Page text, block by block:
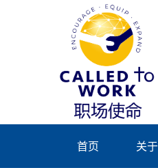
Called
Work
首页 关